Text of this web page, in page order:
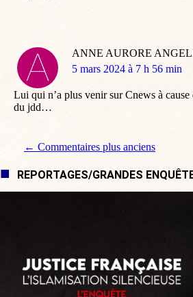
ANNE AURORE
dit
5 mars 2024 à 7 h 56 min
Lui qui n’a plus venir sur Cnews à
du jdd…
Navigation de commentaire
← Commentaires plus anciens
REPORTAGES/GRANDES